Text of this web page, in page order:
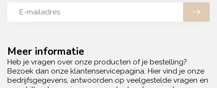
Meer informatie
Heb je vragen over onze producten of je bestelling?
Bezoek dan onze klantenservicepagina. Hier vind je onze
bedrijfsgegevens, antwoorden op veelgestelde vragen en